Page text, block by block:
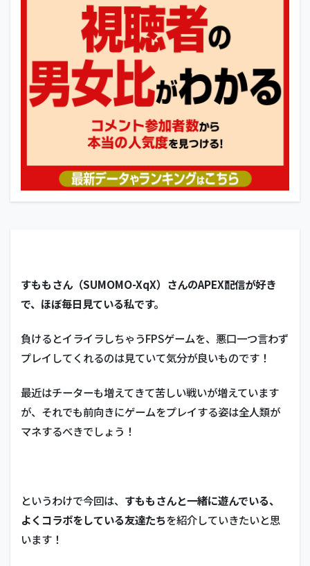
すももさん（SUMOMO-XqX）さんのAPEX配信が好き
で、ほぼ毎日見ている私です。
負けるとイライラしちゃうFPSゲームを、悪口一つ言わず
プレイしてくれるのは見ていて気分が良いものです！
最近はチーターも増えてきて苦しい戦いが増えています
が、それでも前向きにゲームをプレイする姿は全人類が
マネするべきでしょう！
というわけで今回は、 すももさんと一緒に遊んでいる、
よくコラボをしている友達たちを紹介していきたいと思
います！